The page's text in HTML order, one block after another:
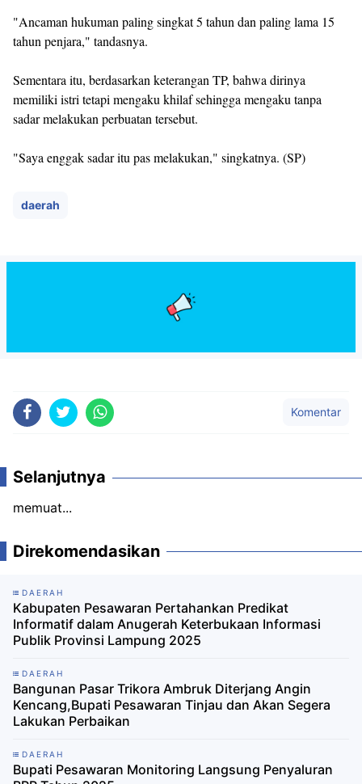
"Ancaman hukuman paling singkat 5 tahun dan paling lama 15
tahun penjara," tandasnya.
Sementara itu, berdasarkan keterangan TP, bahwa dirinya
memiliki istri tetapi mengaku khilaf sehingga mengaku tanpa
sadar melakukan perbuatan tersebut.
"Saya enggak sadar itu pas melakukan," singkatnya. (SP)
daerah
Komentar
Selanjutnya
memuat...
Direkomendasikan
DAERAH
Kabupaten Pesawaran Pertahankan Predikat
Informatif dalam Anugerah Keterbukaan Informasi
Publik Provinsi Lampung 2025
DAERAH
Bangunan Pasar Trikora Ambruk Diterjang Angin
Kencang,Bupati Pesawaran Tinjau dan Akan Segera
Lakukan Perbaikan
DAERAH
Bupati Pesawaran Monitoring Langsung Penyaluran